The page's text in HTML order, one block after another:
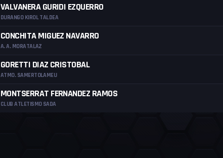
VALVANERA GURIDI EZQUERRO
DURANGO KIROL TALDEA
CONCHITA MIGUEZ NAVARRO
A. A. MORATALAZ
GORETTI DIAZ CRISTOBAL
ATMO. SAMERTOLAMEU
MONTSERRAT FERNANDEZ RAMOS
CLUB ATLETISMO SADA